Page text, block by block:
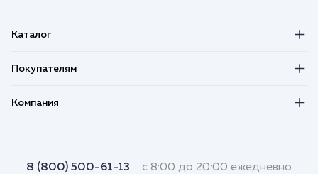
Каталог
Покупателям
Компания
8 (800) 500-61-13 с 8:00 до 20:00 ежедневно